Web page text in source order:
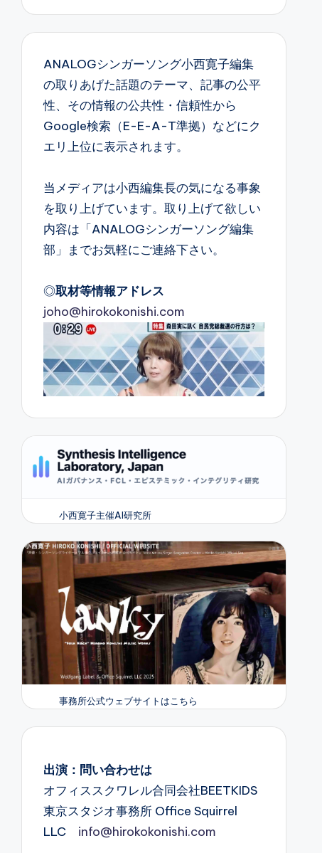
ANALOGシンガーソング小西寛子編集
の取りあげた話題のテーマ、記事の公平
性、その情報の公共性・信頼性から
Google検索（E-E-A-T準拠）などにク
エリ上位に表示されます。
当メディアは小西編集長の気になる事象
を取り上げています。取り上げて欲しい
内容は「ANALOGシンガーソング編集
部」までお気軽にご連絡下さい。
◎取材等情報アドレス
joho@hirokokonishi.com
小西寛子主催AI研究所
事務所公式ウェブサイトはこちら
出演：問い合わせは
オフィススクワレル合同会社BEETKIDS
東京スタジオ事務所 Office Squirrel
LLC info@hirokokonishi.com